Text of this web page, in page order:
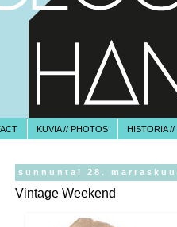
KUVIA // PHOTOS HISTORIA
sunnuntai 28.
Vintage Weekend